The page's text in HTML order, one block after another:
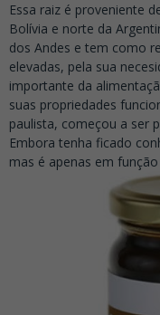
Essa raiz é proveniente
Bolívia e norte da
dos Andes e tem como
elevadas, pela sua
importante da
suas propriedades
paulista, começou a ser
Embora tenha ficado
mas é apenas em